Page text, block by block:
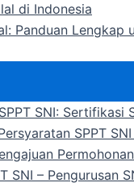
di Indonesia
Panduan Lengkap
SNI: Sertifikasi
SPPT
SNI – Pengurusan